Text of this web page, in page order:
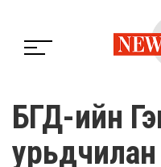
БГД-ийн